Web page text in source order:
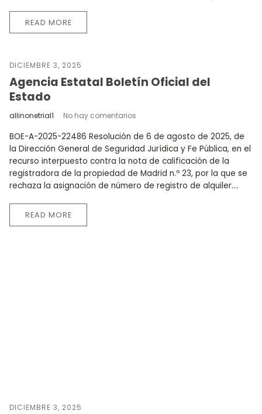
READ MORE
DICIEMBRE 3, 2025
Agencia Estatal Boletín Oficial del
Estado
allinonetrial1 No hay comentarios
BOE-A-2025-22486 Resolución de 6 de agosto de 2025, de
la Dirección General de Seguridad Jurídica y Fe Pública, en el
recurso interpuesto contra la nota de calificación de la
registradora de la propiedad de Madrid n.º 23, por la que se
rechaza la asignación de número de registro de alquiler....
READ MORE
DICIEMBRE 3, 2025